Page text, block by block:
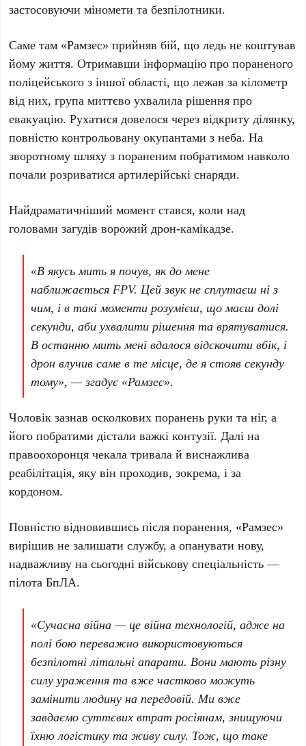
застосовуючи міномети та безпілотники.
Саме там «Рамзес» прийняв бій, що ледь не коштував
йому життя. Отримавши інформацію про пораненого
поліцейського з іншої області, що лежав за кілометр
від них, група миттєво ухвалила рішення про
евакуацію. Рухатися довелося через відкриту ділянку,
повністю контрольовану окупантами з неба. На
зворотному шляху з пораненим побратимом навколо
почали розриватися артилерійські снаряди.
Найдраматичніший момент стався, коли над
головами загудів ворожий дрон-камікадзе.
«В якусь мить я почув, як до мене
наближається FPV. Цей звук не сплутаєш ні з
чим, і в такі моменти розумієш, що маєш долі
секунди, аби ухвалити рішення та врятуватися.
В останню мить мені вдалося відскочити вбік, і
дрон влучив саме в те місце, де я стояв секунду
тому», — згадує «Рамзес».
Чоловік зазнав осколкових поранень руки та ніг, а
його побратими дістали важкі контузії. Далі на
правоохоронця чекала тривала й виснажлива
реабілітація, яку він проходив, зокрема, і за
кордоном.
Повністю відновившись після поранення, «Рамзес»
вирішив не залишати службу, а опанувати нову,
надважливу на сьогодні військову спеціальність —
пілота БпЛА.
«Сучасна війна — це війна технологій, адже на
полі бою переважно використовуються
безпілотні літальні апарати. Вони мають різну
силу ураження та вже частково можуть
замінити людину на передовій. Ми вже
завдаємо суттєвих втрат росіянам, знищуючи
їхню логістику та живу силу. Тож, що таке